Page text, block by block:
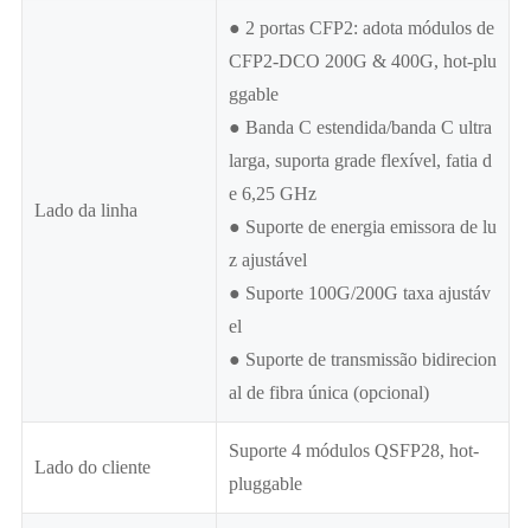
Lado da linha
● 2 portas CFP2: adota módulos de
CFP2-DCO 200G & 400G, hot-plu
ggable
● Banda C estendida/banda C ultra
larga, suporta grade flexível, fatia d
e 6,25 GHz
● Suporte de energia emissora de lu
z ajustável
● Suporte 100G/200G taxa ajustáv
el
● Suporte de transmissão bidirecion
al de fibra única (opcional)
Lado do cliente
Suporte 4 módulos QSFP28, hot-
pluggable